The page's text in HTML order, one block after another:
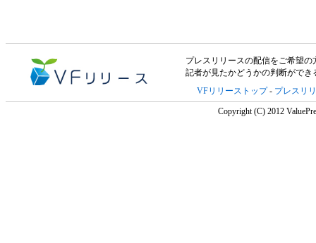
プレスリリースの配信をご希望の
記者が見たかどうかの判断がで
VFリリーストップ- プレスリ
Copyright (C) 2012